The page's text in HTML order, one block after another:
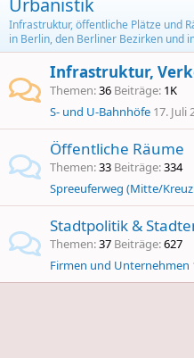
Urbanistik
Infrastruktur, öffentliche Plätze und
in Berlin, den Berliner Bezirken und
Infrastruktur,
Themen 36 Beiträge 1K
S- und U-Bahnhöfe 17. Juli
Öffentliche Räume
Themen 33 Beiträge 334
Spreeuferweg (Mitte/
Stadtpolitik &
Themen 37 Beiträge 627
Firmen und Unternehmen